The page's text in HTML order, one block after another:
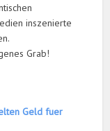
inszenierte
Grab!
Geld fuer